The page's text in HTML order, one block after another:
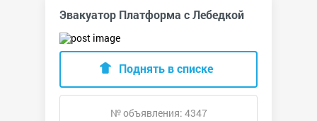
Эвакуатор Платформа с Лебедкой
Поднять в списке
№ объявления: 4347